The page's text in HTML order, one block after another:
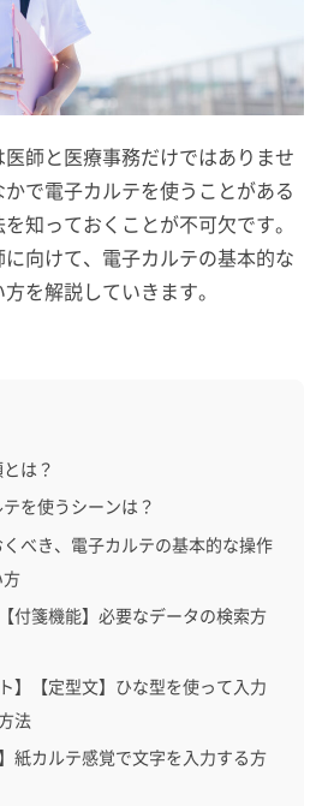
師と医療事務だけではありませ
で電子カルテを使うことがある
知っておくことが不可欠です。
向けて、電子カルテの基本的な
を解説していきます。
は？
を使うシーンは？
べき、電子カルテの基本的な操作
付箋機能】必要なデータの検索方
】【定型文】ひな型を使って入力
法
紙カルテ感覚で文字を入力する方